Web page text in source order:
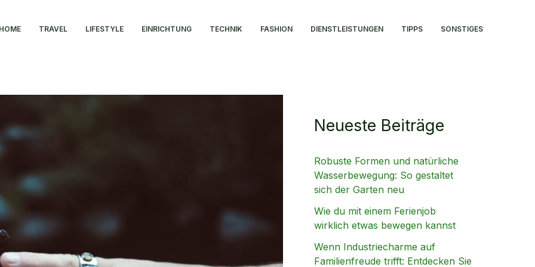
HOME TRAVEL LIFESTYLE EINRICHTUNG TECHNIK FASHION DIENSTLEISTUNGEN TIPPS SONSTIGES
Neueste Beiträge
Robuste Formen und natürliche
Wasserbewegung: So gestaltet
sich der Garten neu
Wie du mit einem Ferienjob
wirklich etwas bewegen kannst
Wenn Industriecharme auf
Familienfreude trifft: Entdecken Sie